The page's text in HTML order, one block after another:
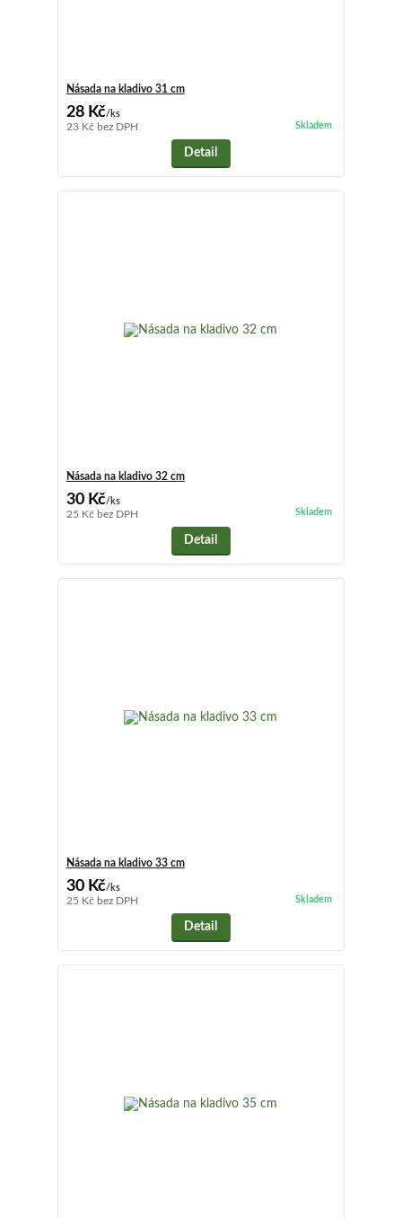
Násada na kladivo 31 cm
28 Kč/ks
23 Kč bez DPH Skladem
Detail
Násada na kladivo 32 cm
30 Kč/ks
25 Kč bez DPH Skladem
Detail
Násada na kladivo 33 cm
30 Kč/ks
25 Kč bez DPH Skladem
Detail